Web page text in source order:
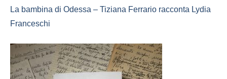
La bambina di Odessa – Tiziana Ferrario racconta Lydia
Franceschi